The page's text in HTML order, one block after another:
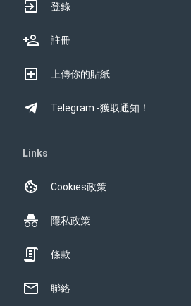
登錄
註冊
上傳你的貼紙
Telegram -獲取通知！
Links
Cookies政策
隱私政策
條款
聯絡